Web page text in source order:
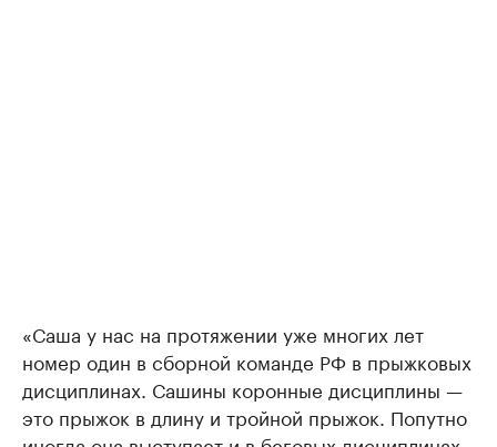
«Саша у нас на протяжении уже многих лет
номер один в сборной команде РФ в прыжковых
дисциплинах. Сашины коронные дисциплины —
это прыжок в длину и тройной прыжок. Попутно